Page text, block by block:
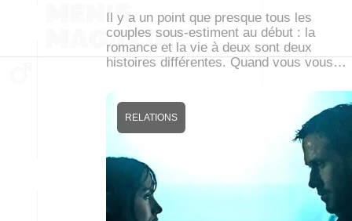
Il y a un point que presque tous les
couples sous-estiment au début : la
romance et la vie à deux sont deux
histoires différentes. Quand vous vous…
RELATIONS